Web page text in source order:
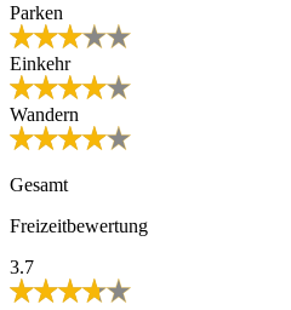
Parken
Einkehr
Wandern
Gesamt
Freizeitbewertung
3.7